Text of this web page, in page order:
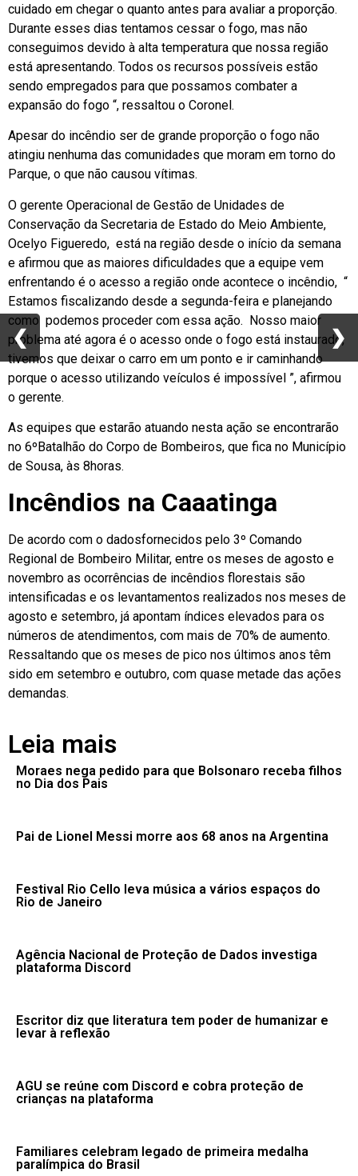
cuidado em chegar o quanto antes para avaliar a proporção.
Durante esses dias tentamos cessar o fogo, mas não
conseguimos devido à alta temperatura que nossa região
está apresentando. Todos os recursos possíveis estão
sendo empregados para que possamos combater a
expansão do fogo “, ressaltou o Coronel.
Apesar do incêndio ser de grande proporção o fogo não
atingiu nenhuma das comunidades que moram em torno do
Parque, o que não causou vítimas.
O gerente Operacional de Gestão de Unidades de
Conservação da Secretaria de Estado do Meio Ambiente,
Ocelyo Figueredo, está na região desde o início da semana
e afirmou que as maiores dificuldades que a equipe vem
enfrentando é o acesso a região onde acontece o incêndio, “
Estamos fiscalizando desde a segunda-feira e planejando
como podemos proceder com essa ação. Nosso maior
problema até agora é o acesso onde o fogo está instaurado,
tivemos que deixar o carro em um ponto e ir caminhando
porque o acesso utilizando veículos é impossível ”, afirmou
o gerente.
As equipes que estarão atuando nesta ação se encontrarão
no 6ºBatalhão do Corpo de Bombeiros, que fica no Município
de Sousa, às 8horas.
Incêndios na Caaatinga
De acordo com o dadosfornecidos pelo 3º Comando
Regional de Bombeiro Militar, entre os meses de agosto e
novembro as ocorrências de incêndios florestais são
intensificadas e os levantamentos realizados nos meses de
agosto e setembro, já apontam índices elevados para os
números de atendimentos, com mais de 70% de aumento.
Ressaltando que os meses de pico nos últimos anos têm
sido em setembro e outubro, com quase metade das ações
demandas.
Leia mais
Moraes nega pedido para que Bolsonaro receba filhos
no Dia dos Pais
Pai de Lionel Messi morre aos 68 anos na Argentina
Festival Rio Cello leva música a vários espaços do
Rio de Janeiro
Agência Nacional de Proteção de Dados investiga
plataforma Discord
Escritor diz que literatura tem poder de humanizar e
levar à reflexão
AGU se reúne com Discord e cobra proteção de
crianças na plataforma
Familiares celebram legado de primeira medalha
paralímpica do Brasil
❮ ❯
❮ ❯